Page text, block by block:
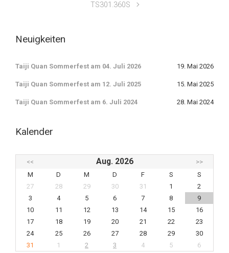
TS301.360S
Neuigkeiten
Taiji Quan Sommerfest am 04. Juli 2026 19. Mai 2026
Taiji Quan Sommerfest am 12. Juli 2025 15. Mai 2025
Taiji Quan Sommerfest am 6. Juli 2024 28. Mai 2024
Kalender
<< Aug. 2026
>>
M
D M D F S
S
27
28 29 30 31 1
2
3
4 5 6 7 8
9
10
11 12 13 14 15
16
17
18 19 20 21 22
23
24
25 26 27 28 29
30
31
1 2 3 4 5
6